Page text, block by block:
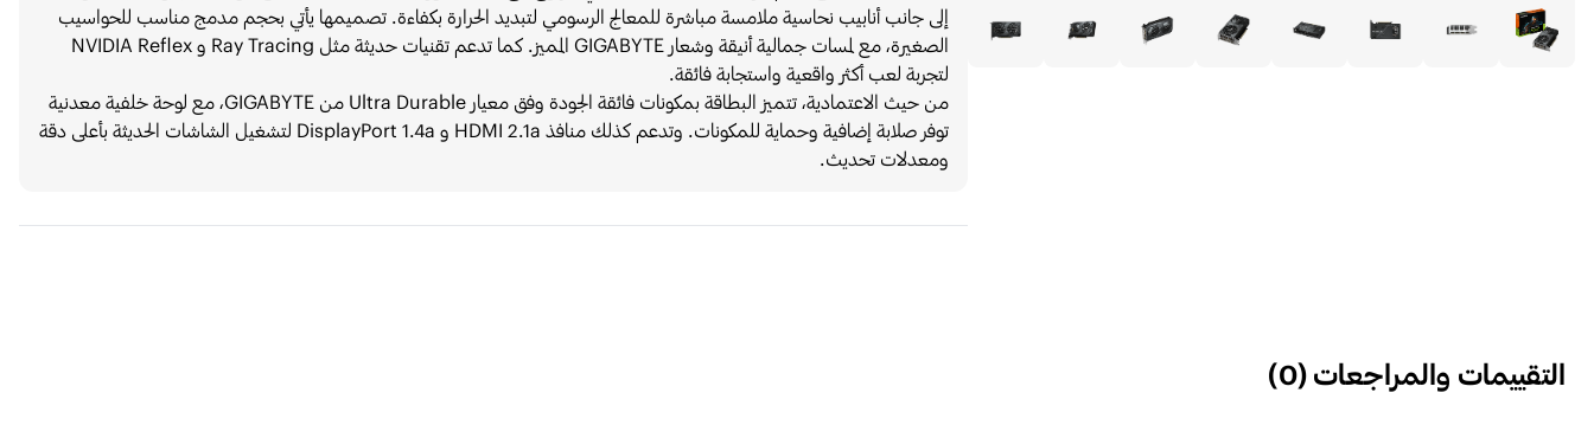
إلى جانب أنابيب نحاسية ملامسة مباشرة للمعالج الرسومي لتبديد الحرارة بكفاءة. تصميمها يأتي بحجم مدمج مناسب للحواسيب
الصغيرة، مع لمسات جمالية أنيقة وشعار GIGABYTE المميز. كما تدعم تقنيات حديثة مثل Ray Tracing و NVIDIA Reflex
لتجربة لعب أكثر واقعية واستجابة فائقة.
من حيث الاعتمادية، تتميز البطاقة بمكونات فائقة الجودة وفق معيار Ultra Durable من GIGABYTE، مع لوحة خلفية معدنية
توفر صلابة إضافية وحماية للمكونات. وتدعم كذلك منافذ HDMI 2.1a و DisplayPort 1.4a لتشغيل الشاشات الحديثة بأعلى دقة
ومعدلات تحديث.
التقييمات والمراجعات(
0
)